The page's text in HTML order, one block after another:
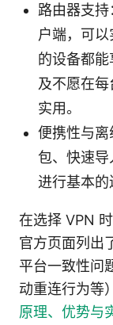
路由器支
户端，可
的设备都
及不愿在
实用。
便携性与
包、快速
进行基本的
在选择 VPN
官方页面列出
平台一致性问
动重连行为等
原理、优势与